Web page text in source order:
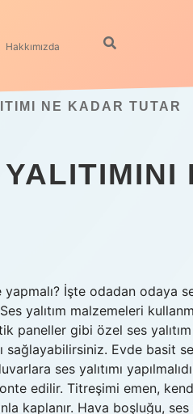
Hakkımızda
NE KADAR TUTAR
İşte odadan odaya
yalıtım malzemeleri
paneller gibi özel ses
Evde basit ses
ses yalıtımı
edilir. Titreşimi emen,
kaplanır. Hava boşluğu, ses